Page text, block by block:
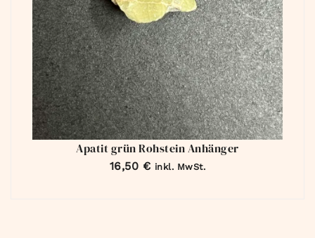
Apatit grün Rohstein Anhänger
16,50 € inkl. MwSt.